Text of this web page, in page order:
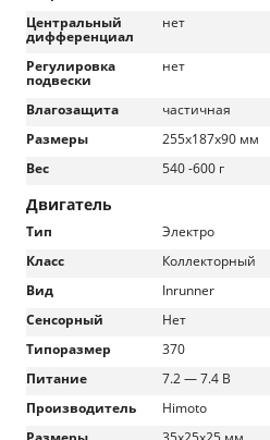
Центральный
дифференциал
нет
Регулировка
подвески
нет
Влагозащита
частичная
Размеры
255x187x90 мм
Вес
540 -600 г
Двигатель
Тип
Электро
Класс
Коллекторный
Вид
Inrunner
Сенсорный
Нет
Типоразмер
370
Питание
7.2 — 7.4 В
Производитель
Himoto